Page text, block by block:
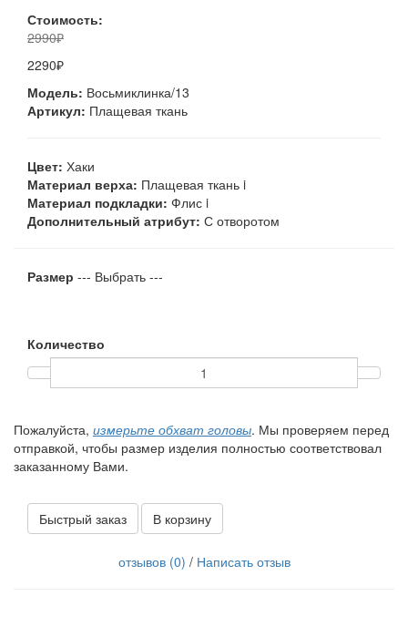
Стоимость:
2990₽
2290₽
Модель: Восьмиклинка/13
Артикул: Плащевая ткань
Цвет: Хаки
Материал верха: Плащевая ткань i
Материал подкладки: Флис i
Дополнительный атрибут: С отворотом
Размер --- Выбрать ---
Количество
Пожалуйста, измерьте обхват головы. Мы проверяем перед
отправкой, чтобы размер изделия полностью соответствовал
заказанному Вами.
Быстрый заказ В корзину
отзывов (0) / Написать отзыв